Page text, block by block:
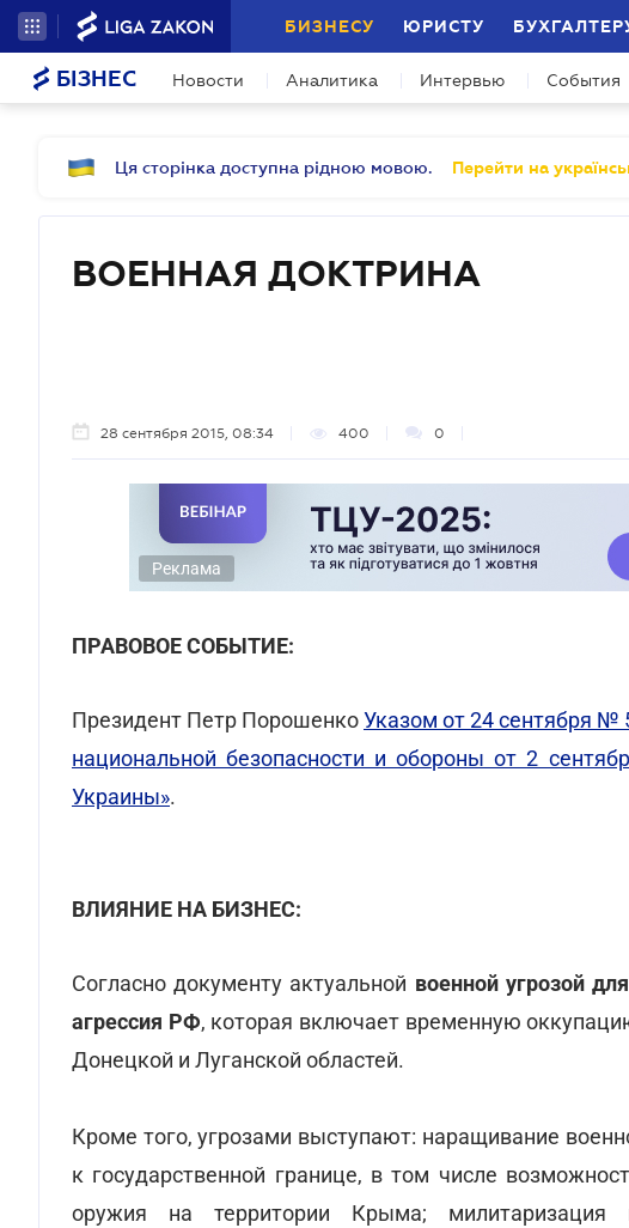
БИЗНЕСУ ЮРИСТУ
БІЗНЕС Новости Аналитика Интервью События
Ця сторінка доступна рідною мовою. Перейти на
ВОЕННАЯ ДОКТРИНА
28 сентября 2015, 08:34 400 0
Реклама
ПРАВОВОЕ СОБЫТИЕ:
Президент Петр ПорошенкоУказом от 24 сентября №
национальной безопасности и обороны от 2
Украины».
ВЛИЯНИЕ НА БИЗНЕС:
Согласно документу актуальной военной угрозой
агрессия РФ, которая включает временную
Донецкой и Луганской областей.
Кроме того, угрозами выступают: наращивание
к государственной границе, в том числе
оружия на территории Крыма; милитаризация